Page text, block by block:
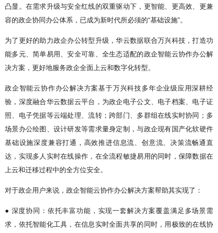
凸显。在需求升级与安全红线的双重驱动下，更智能、更高效、更兼
容的政企协同办公体系，已成为新时代所必须的“基础设施”。
为了更好的助力政企办公转型升级，华云数据联合万兴科技，打造功
能多元、简单易用、安全可靠、全生态适配的政企智能云协作办公解
决方案，更好地服务政企全面上云和数字化转型。
政企智能云协作办公解决方案基于万兴科技多年企业级应用深耕经
验，深度融合华云数据云平台，为政企电子公文、电子档案、电子证
照、电子凭据等云端处理、流转；跨部门、多群组在线实时协同；多
场景办公绘图、设计研发等需求量身定制，与政企现有国产化软硬件
基础设施深度兼容打通，高效推进信息流、创意流、决策流畅通直
达，实现多人实时在线操作，在全流程敏捷易用的同时，保障数据在
上云和迁移过程中的全方位安全。
对于政企用户来说，政企智能云协作办公解决方案帮助其实现了：
● 深度协同：依托丰富功能，实现一套解决方案覆盖满足多场景需
求，依托智能化工具，在信息实时全面共享的同时，用极致的在线协